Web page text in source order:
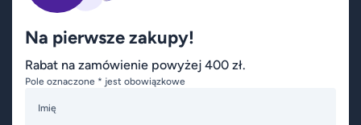
Na pierwsze zakupy!
Rabat na zamówienie powyżej 400 zł.
Pole oznaczone * jest obowiązkowe
Imię